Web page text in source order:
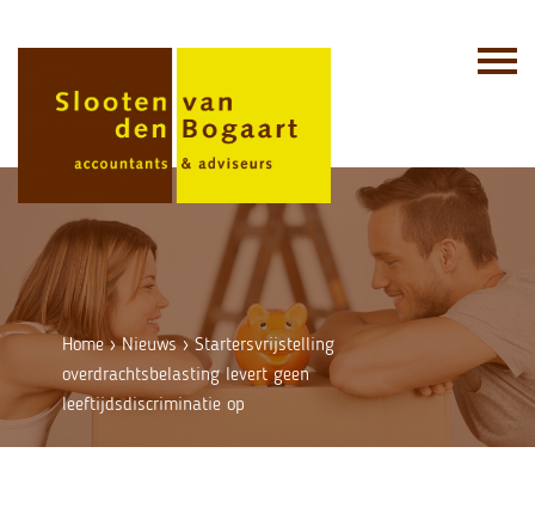
Home›Nieuws›Startersvrijstelling
overdrachtsbelasting levert geen
leeftijdsdiscriminatie op